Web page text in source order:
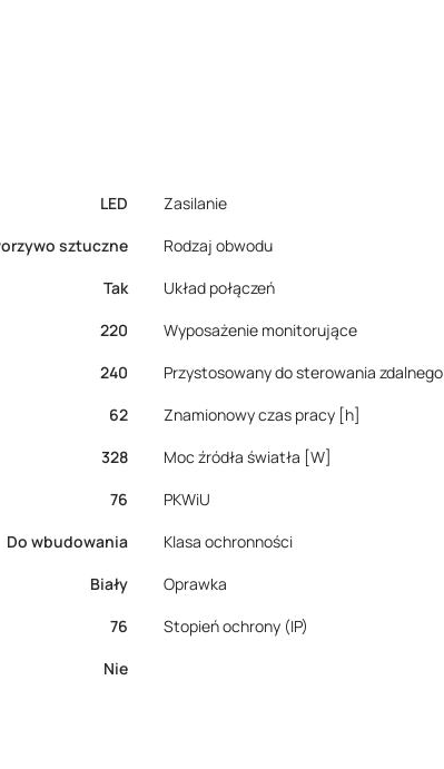
LED Zasilanie
sztuczne Rodzaj obwodu
Tak Układ połączeń
220 Wyposażenie monitorujące
240 Przystosowany do sterowania zdalnego
62 Znamionowy czas pracy [h]
328 Moc źródła światła [W]
76 PKWiU
Do wbudowania Klasa ochronności
Biały Oprawka
76 Stopień ochrony (IP)
Nie